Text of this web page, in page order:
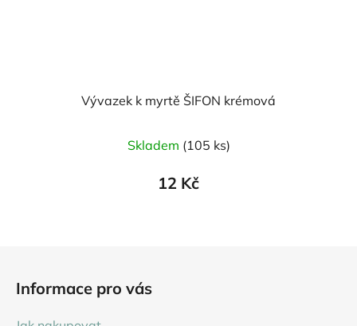
Vývazek k myrtě ŠIFON krémová
Skladem (105 ks)
12 Kč
Informace pro vás